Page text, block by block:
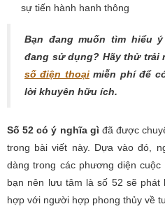
sự tiến hành hanh thông
Bạn đang muốn tìm hiểu
đang sử dụng? Hãy thử trải
số điện thoạimiễn phí để
lời khuyên hữu ích.
Số 52 có ý nghĩa gì đã được
trong bài viết này. Dựa vào đó,
dàng trong các phương diện
bạn nên lưu tâm là số 52 sẽ
hợp với người hợp phong thủy về